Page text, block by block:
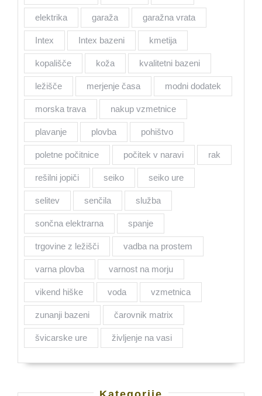
elektrika garaža garažna vrata
Intex Intex bazeni kmetija
kopališče koža kvalitetni bazeni
ležišče merjenje časa modni dodatek
morska trava nakup vzmetnice
plavanje plovba pohištvo
poletne počitnice počitek v naravi rak
rešilni jopiči seiko seiko ure
selitev senčila služba
sončna elektrarna spanje
trgovine z ležišči vadba na prostem
varna plovba varnost na morju
vikend hiške voda vzmetnica
zunanji bazeni čarovnik matrix
švicarske ure življenje na vasi